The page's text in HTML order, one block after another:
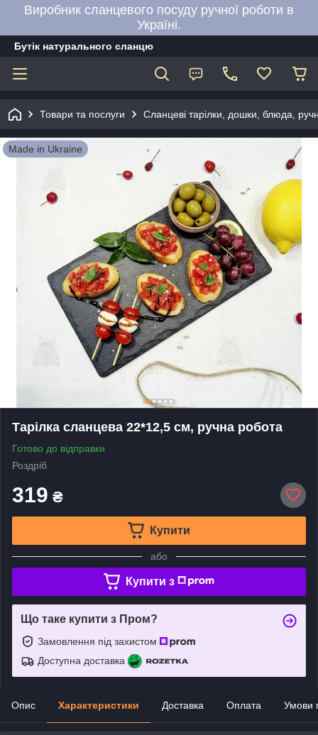
Виробник сланцевого посуду ручної роботи в
Україні.
Бутік натурального сланцю
Товари та послуги Сланцеві тарілки, дошки, блюда,
Made in Ukraine
Тарілка сланцева 22*12,5 см, ручна робота
Готово до відправки
Роздріб
319 ₴
Купити
або
Купити з
Що таке купити з Пром?
Замовлення під захистом
Доступна доставка
Опис Характеристики Доставка Оплата Умови